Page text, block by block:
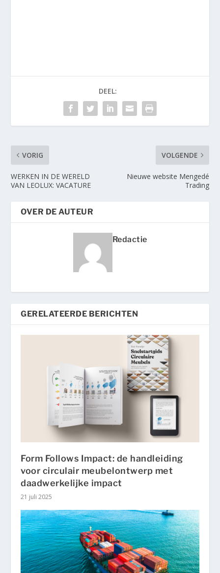
DEEL:
VORIG
WERKEN IN DE WERELD
VAN LEOLUX: VACATURE
VOLGENDE
Nieuwe website Mengedé
Trading
OVER DE AUTEUR
Redactie
GERELATEERDE BERICHTEN
Form Follows Impact: de handleiding
voor circulair meubelontwerp met
daadwerkelijke impact
21 juli 2025